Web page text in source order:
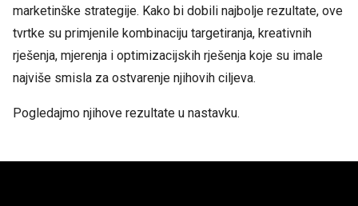
marketinške strategije. Kako bi dobili najbolje rezultate, ove
tvrtke su primjenile kombinaciju targetiranja, kreativnih
rješenja, mjerenja i optimizacijskih rješenja koje su imale
najviše smisla za ostvarenje njihovih ciljeva.
Pogledajmo njihove rezultate u nastavku.